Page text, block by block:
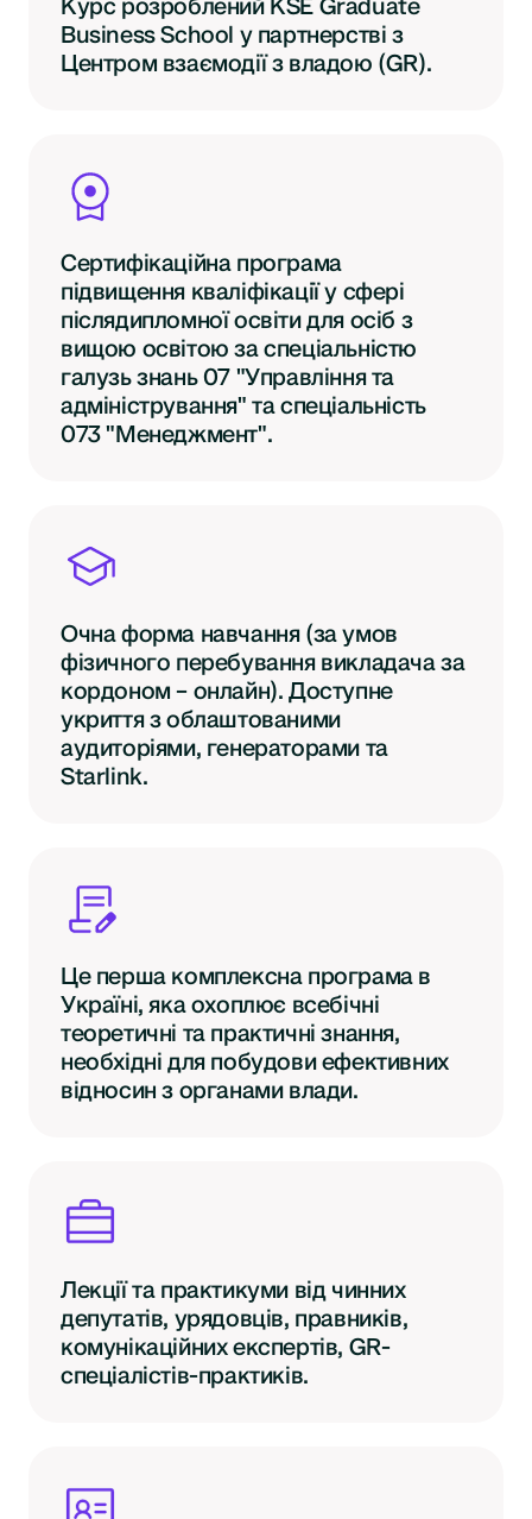
Курс розроблений KSE Graduate
Business School у партнерстві з
Центром взаємодії з владою (GR).
Сертифікаційна програма
підвищення кваліфікації у сфері
післядипломної освіти для осіб з
вищою освітою за спеціальністю
галузь знань 07 "Управління та
адміністрування" та спеціальність
073 "Менеджмент".
Очна форма навчання (за умов
фізичного перебування викладача за
кордоном – онлайн). Доступне
укриття з облаштованими
аудиторіями, генераторами та
Starlink.
Це перша комплексна програма в
Україні, яка охоплює всебічні
теоретичні та практичні знання,
необхідні для побудови ефективних
відносин з органами влади.
Лекції та практикуми від чинних
депутатів, урядовців, правників,
комунікаційних експертів, GR-
спеціалістів-практиків.